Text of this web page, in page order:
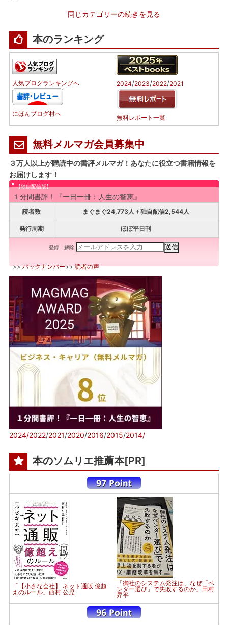
同じカテゴリーの続きを見る
本のランキング
人気ブログランキングへ
にほんブログ村へ
2024/2023/2022/2021
無料レポート一覧
無料メルマガ会員募集中
３万人以上が購読中の書評メルマガ！あなたに役立つ書籍情報を
お届けします！
【独自配信版】
１分間書評！『一日一冊：人生の智恵』
読者数 まぐまぐ24,773人＋独自配信2,544人
発行周期 ほぼ平日刊
登録 解除
>>バックナンバー>>読者の声
2024/2022/2021/2020/2016/2015/2014/
本のソムリエ推薦本[PR]
「【小さな会社】 ネット通販 億超
えのルール」西村 公児
「御社のシステム発注は、なぜ「ベ
ンダー選び」で失敗するのか」田村
昇平